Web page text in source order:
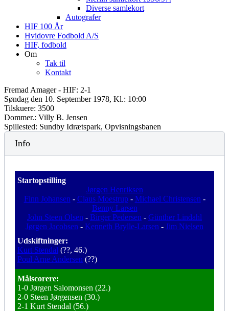
Diverse samlekort
Autografer
HIF 100 År
Hvidovre Fodbold A/S
HIF, fodbold
Om
Tak til
Kontakt
Fremad Amager - HIF: 2-1
Søndag den 10. September 1978, Kl.: 10:00
Tilskuere: 3500
Dommer.: Villy B. Jensen
Spillested: Sundby Idrætspark, Opvisningsbanen
Info
Startopstilling
Jørgen Henriksen
Finn Johansen - Claus Moestrup- Michael Christensen -
Benny Larsen
John Steen Olsen - Birger Pedersen - Günther Lindahl
Jørgen Jacobsen - Kenneth Brylle-Larsen - Jim Nielsen
Udskiftninger:
Kurt Stendal (??, 46.)
Poul Arne Andersen (??)
Målscorere:
1-0 Jørgen Salomonsen (22.)
2-0 Steen Jørgensen (30.)
2-1 Kurt Stendal (56.)